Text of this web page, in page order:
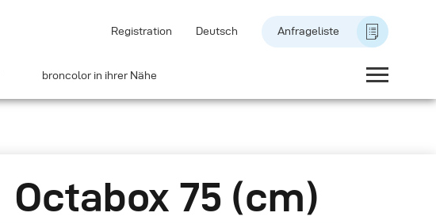
Registration Deutsch Anfrageliste
broncolor in ihrer Nähe
Octabox 75 (cm)